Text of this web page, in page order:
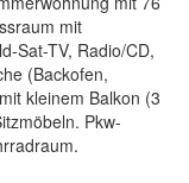
mit
Sat-TV, Radio/CD,
(Backofen,
kleinem Balkon (3
Pkw-